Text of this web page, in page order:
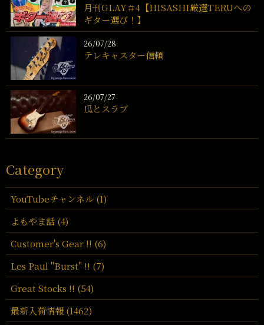
月刊GLAY＃4【HISASHI厳選TERUへの
ギター選び！】
26/07/28
テレキャスター信頼
26/07/27
瓜とスラブ
Category
YouTubeチャンネル (1)
よもやま話 (4)
Customer's Gear !! (6)
Les Paul "Burst" !! (7)
Great Stocks !! (54)
最新入荷情報 (1462)